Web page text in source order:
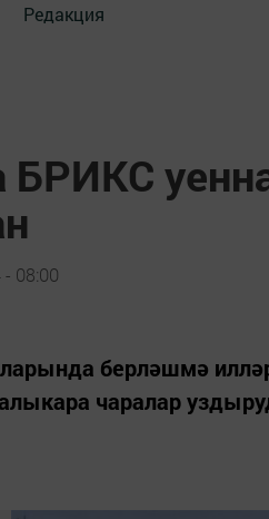
Редакция
БРИКС
08:00
берләшмә
чаралар